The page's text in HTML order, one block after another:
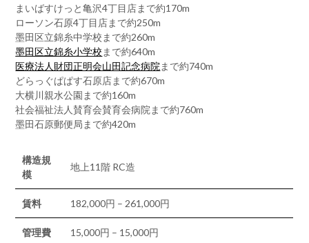
まいばすけっと亀沢4丁目店まで約170m
ローソン石原4丁目店まで約250m
墨田区立錦糸中学校まで約260m
墨田区立錦糸小学校 まで約640m
医療法人財団正明会山田記念病院 まで約740m
どらっぐぱぱす石原店まで約670m
大横川親水公園まで約160m
社会福祉法人賛育会賛育会病院まで約760m
墨田石原郵便局まで約420m
構造規
模
地上11階 RC造
賃料 182,000円 – 261,000円
管理費 15,000円 – 15,000円